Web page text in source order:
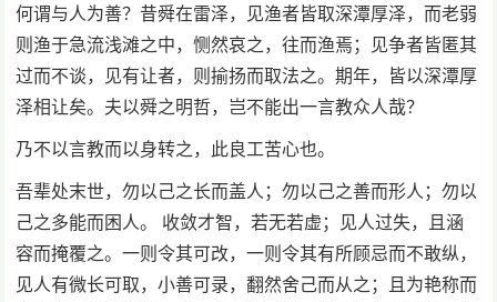
何谓与人为善？昔舜在雷泽，见渔者皆取深潭厚泽，而老弱
则渔于急流浅滩之中，恻然哀之，往而渔焉；见争者皆匿其
过而不谈，见有让者，则揄扬而取法之。期年，皆以深潭厚
泽相让矣。夫以舜之明哲，岂不能出一言教众人哉？
乃不以言教而以身转之，此良工苦心也。
吾辈处末世，勿以己之长而盖人；勿以己之善而形人；勿以
己之多能而困人。 收敛才智，若无若虚；见人过失，且涵
容而掩覆之。一则令其可改，一则令其有所顾忌而不敢纵，
见人有微长可取，小善可录，翻然舍己而从之；且为艳称而